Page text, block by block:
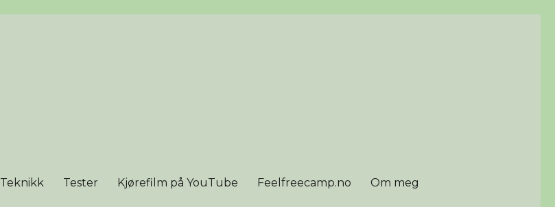
Teknikk Tester Kjørefilm på YouTube Feelfreecamp.no Om meg